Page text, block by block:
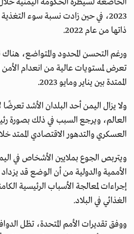
الخاضعة لسيطرة الحكومة اليمنية
2023، في حين زادت نسبة سوء التغذية
ذاتها من عام 2022.
تعرض لمستويات عالية من انعدام الأمن
الممتدة بين يناير ومايو 2023.
ولا يزال اليمن أحد البلدان الأشد تعرضًا
العالم، ويرجع السبب في ذلك بصورة
العسكري والتدهور الاقتصادي الممتد خلال 13
ويتربص الجوع بملايين الأشخاص في
الأممية والدولية من أن الوضع قد
إجراءات لمعالجة الأسباب الرئيسية
الغذائي في البلاد.
ووفق تقديرات الأمم المتحدة، تظل